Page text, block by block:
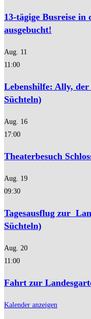
13-tägige Busreise in
ausgebucht!
Aug. 11
11:00
Lebenshilfe: Ally,
Süchteln)
Aug. 16
17:00
Theaterbesuch
Aug. 19
09:30
Tagesausflug zur
Süchteln)
Aug. 20
11:00
Fahrt zur
Kalender anzeigen